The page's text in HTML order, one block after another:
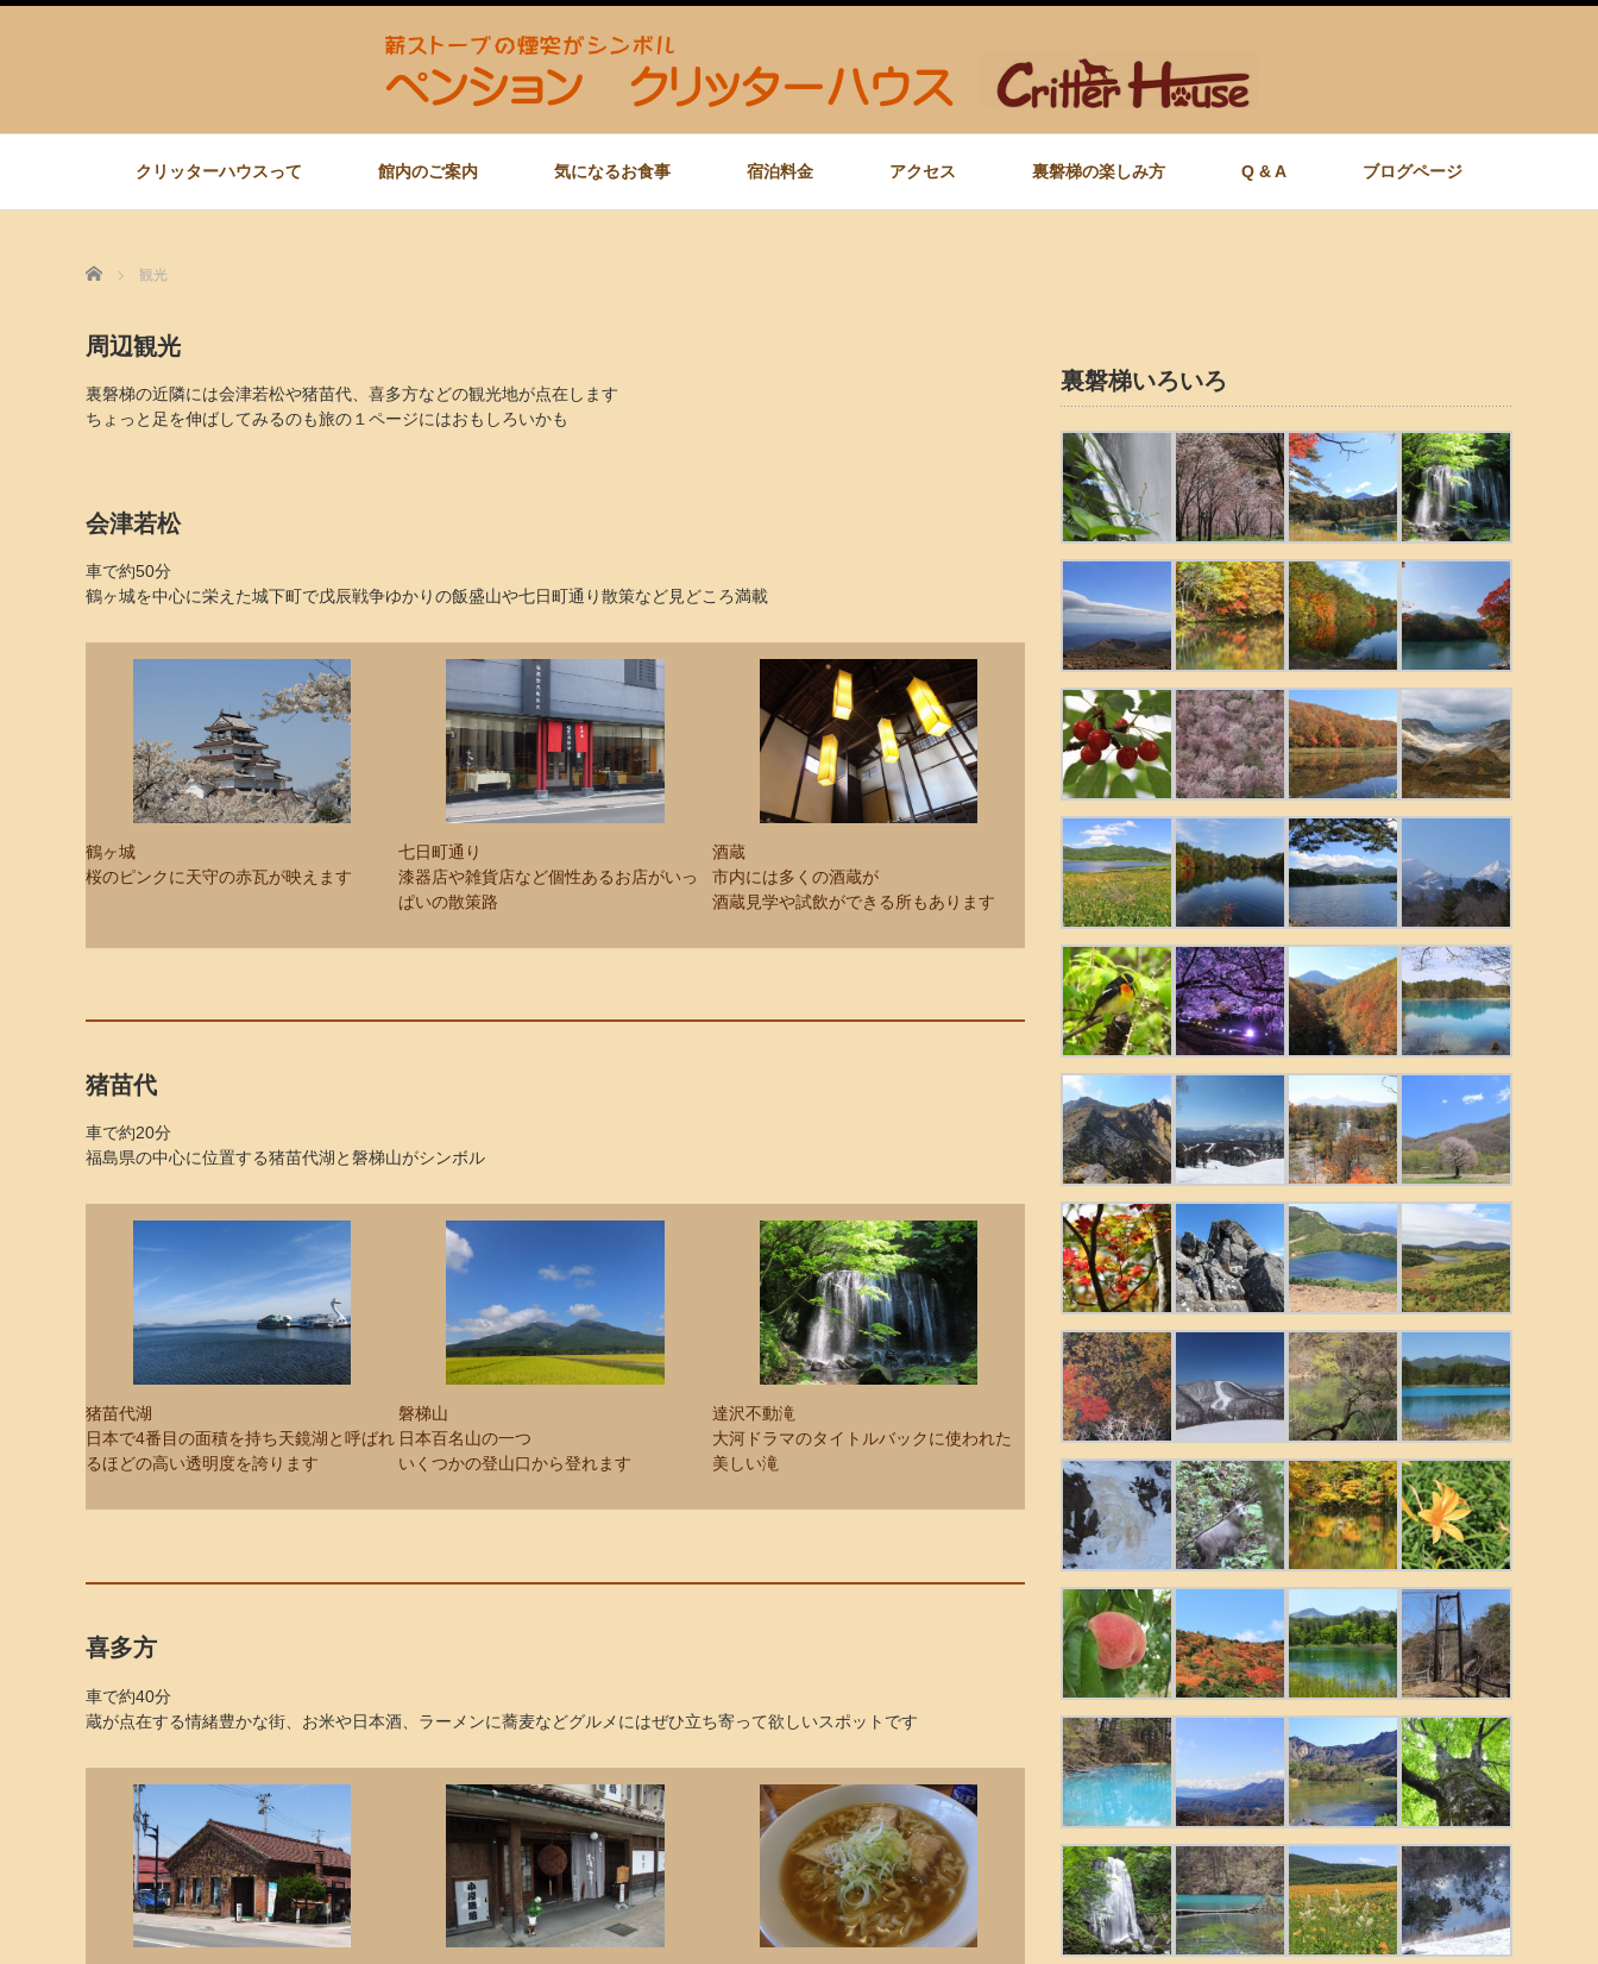
クリッターハウスって 館内のご案内 気になるお食事 宿泊料金 アクセス 裏磐梯の楽しみ方 Q & A ブログページ
Home 観光
周辺観光
裏磐梯の近隣には会津若松や猪苗代、喜多方などの観光地が点在します
ちょっと足を伸ばしてみるのも旅の１ページにはおもしろいかも
会津若松
車で約50分
鶴ヶ城を中心に栄えた城下町で戊辰戦争ゆかりの飯盛山や七日町通り散策など見どころ満載
鶴ヶ城
桜のピンクに天守の赤瓦が映えます
七日町通り
漆器店や雑貨店など個性あるお店がいっ
ぱいの散策路
酒蔵
市内には多くの酒蔵が
酒蔵見学や試飲ができる所もあります
猪苗代
車で約20分
福島県の中心に位置する猪苗代湖と磐梯山がシンボル
猪苗代湖
日本で4番目の面積を持ち天鏡湖と呼ばれ
るほどの高い透明度を誇ります
磐梯山
日本百名山の一つ
いくつかの登山口から登れます
達沢不動滝
大河ドラマのタイトルバックに使われた
美しい滝
喜多方
車で約40分
蔵が点在する情緒豊かな街、お米や日本酒、ラーメンに蕎麦などグルメにはぜひ立ち寄って欲しいスポットです
裏磐梯いろいろ